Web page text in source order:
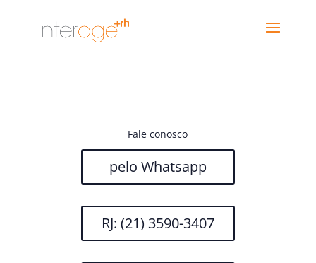
Fale conosco
pelo Whatsapp
RJ: (21) 3590-3407